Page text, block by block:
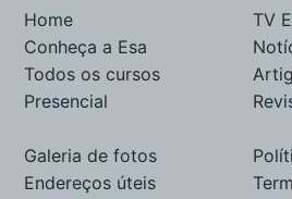
Home
Conheça a Esa
Todos os cursos
Presencial
TV
Galeria de fotos
Endereços úteis